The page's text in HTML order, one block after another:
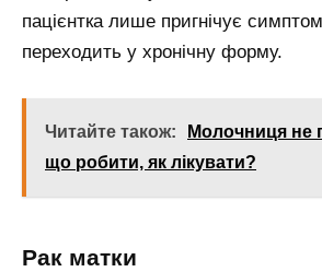
пацієнтка лише пригнічує
переходить у хронічну форму.
Читайте також:
Молочниця не
що робити, як лікувати?
Рак матки